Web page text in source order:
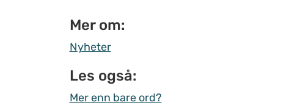
Mer om:
Nyheter
Les også:
Mer enn bare ord?